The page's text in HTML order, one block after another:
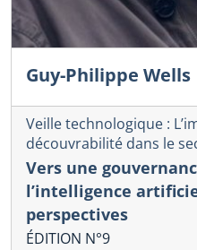
Guy-Philippe Wells
Veille technologique :
découvrabilité dans le
Vers une
l’intelligence
perspectives
ÉDITION N°9